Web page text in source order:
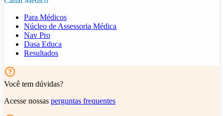
Para Médicos
Núcleo de Assessoria Médica
Nav Pro
Dasa Educa
Resultados
Você tem dúvidas?
Acesse nossas perguntas frequentes